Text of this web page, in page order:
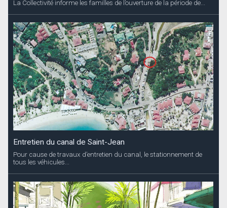
La Collectivité informe les familles de l’ouverture de la période de...
Entretien du canal de Saint-Jean
Pour cause de travaux d’entretien du canal, le stationnement de
tous les véhicules...